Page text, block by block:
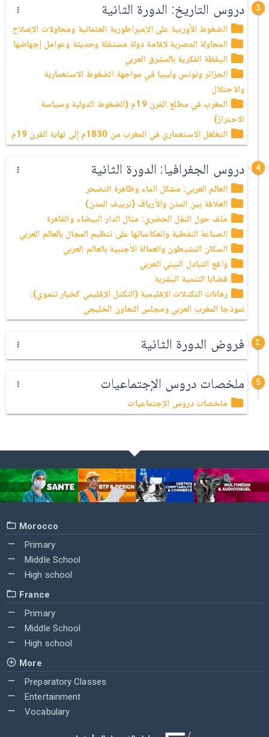
3 دروس التاريخ: الدورة الثانية
الضغوط الأوربية على الإمبراطورية العثمانية ومحاولات الإصلاح
المحاولة المصرية لإقامة دولة مستقلة وحديثة وعوامل إجهاضها
اليقظة الفكرية بالمشرق العربي
الجزائر وتونس وليبيا في مواجهة الضغوط الاستعمارية
والاحتلال
المغرب في مطلع القرن 19م (الضغوط الدولية وسياسة
الاحتراز)
التغلغل الاستعماري في المغرب من 1830م إلى نهاية القرن 19م
4 دروس الجغرافيا: الدورة الثانية
العالم العربي: مشكل الماء وظاهرة التصحر
العلاقة بين المدن والأرياف (ترييف المدن)
ملف حول النقل الحضري: مثال الدار البيضاء والقاهرة
الصناعة النفطية وانعكاساتها على تنظيم المجال بالعالم العربي
السكان النشيطون والعمالة الأجنبية بالعالم العربي
واقع التبادل البيني العربي
قضايا التنمية البشرية
رهانات التكتلات الإقليمية (التكتل الإقليمي كخيار تنموي):
نموذجا المغرب العربي ومجلس التعاون الخليجي
فروض الدورة الثانية
5 ملخصات دروس الإجتماعيات
ملخصات دروس الإجتماعيات
Morocco
Primary
Middle School
High school
France
Primary
Middle School
High school
More
Preparatory Classes
Entertainment
Vocabulary